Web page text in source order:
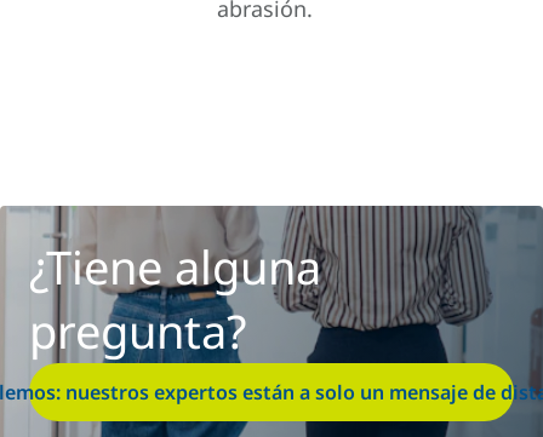
abrasión.
¿Tiene alguna
pregunta?
nuestros expertos están a solo un mensaje de